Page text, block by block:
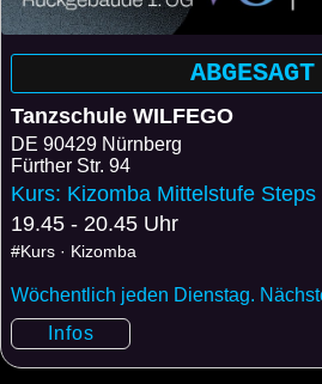
Tanzschule WILFEGO
DE 90429 Nürnberg
Fürther Str. 94
Kurs: Kizomba Mittelstufe Steps
19.45 - 20.45 Uhr
#Kurs · Kizomba
Wöchentlich jeden Dienstag.
Infos